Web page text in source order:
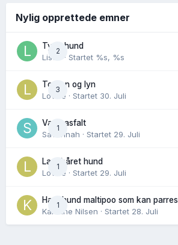
Nylig opprettede emner
2
Tynn hund
Lisen
· Startet %s, %s
3
Torden og lyn
Lovise · Startet 30. Juli
1
Varm asfalt
Savannah · Startet 29. Juli
1
Langhåret hund
Lovise · Startet 29. Juli
1
Hannhund maltipoo som kan parres
Karoline Nilsen · Startet 28. Juli